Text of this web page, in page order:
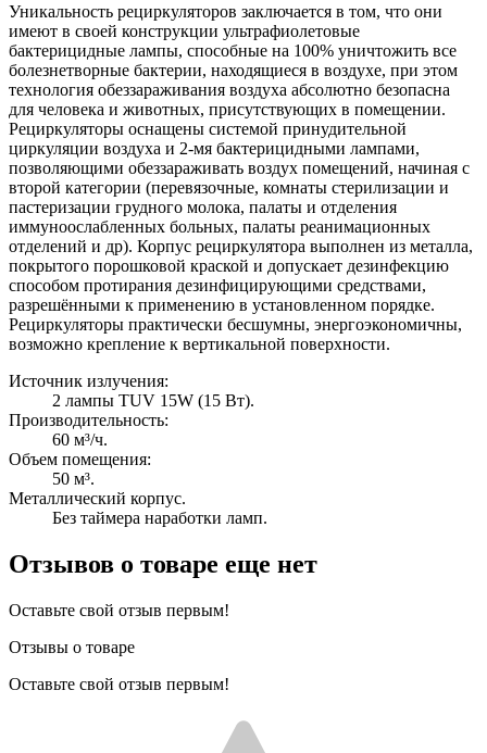
Уникальность рециркуляторов заключается в том, что они
имеют в своей конструкции ультрафиолетовые
бактерицидные лампы, способные на 100% уничтожить все
болезнетворные бактерии, находящиеся в воздухе, при этом
технология обеззараживания воздуха абсолютно безопасна
для человека и животных, присутствующих в помещении.
Рециркуляторы оснащены системой принудительной
циркуляции воздуха и 2-мя бактерицидными лампами,
позволяющими обеззараживать воздух помещений, начиная с
второй категории (перевязочные, комнаты стерилизации и
пастеризации грудного молока, палаты и отделения
иммуноослабленных больных, палаты реанимационных
отделений и др). Корпус рециркулятора выполнен из металла,
покрытого порошковой краской и допускает дезинфекцию
способом протирания дезинфицирующими средствами,
разрешёнными к применению в установленном порядке.
Рециркуляторы практически бесшумны, энергоэкономичны,
возможно крепление к вертикальной поверхности.
Источник излучения:
2 лампы TUV 15W (15 Вт).
Производительность:
60 м³/ч.
Объем помещения:
50 м³.
Металлический корпус.
Без таймера наработки ламп.
Отзывов о товаре еще нет
Оставьте свой отзыв первым!
Отзывы о товаре
Оставьте свой отзыв первым!